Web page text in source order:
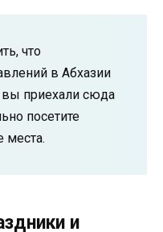
что
в Абхазии
вы приехали сюда
посетите
и